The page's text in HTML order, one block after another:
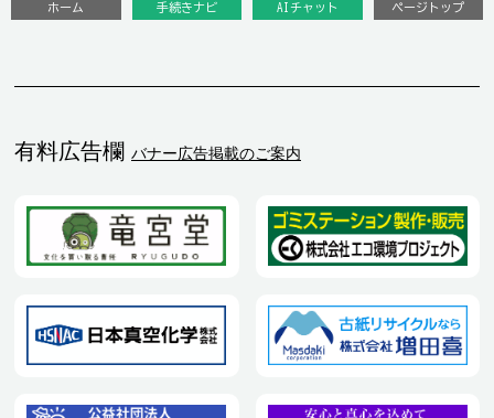
有料広告欄 バナー広告掲載のご案内
ホーム 手続きナビ AIチャット ページトップ